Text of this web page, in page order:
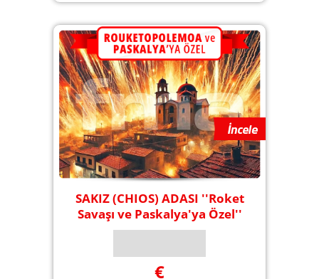
SAKIZ (CHIOS) ADASI ''Roket
Savaşı ve Paskalya'ya Özel''
€